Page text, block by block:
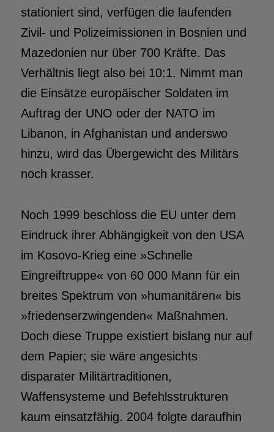
stationiert sind, verfügen die laufenden
Zivil- und Polizeimissionen in Bosnien und
Mazedonien nur über 700 Kräfte. Das
Verhältnis liegt also bei 10:1. Nimmt man
die Einsätze europäischer Soldaten im
Auftrag der UNO oder der NATO im
Libanon, in Afghanistan und anderswo
hinzu, wird das Übergewicht des Militärs
noch krasser.
Noch 1999 beschloss die EU unter dem
Eindruck ihrer Abhängigkeit von den USA
im Kosovo-Krieg eine »Schnelle
Eingreiftruppe« von 60 000 Mann für ein
breites Spektrum von »humanitären« bis
»friedenserzwingenden« Maßnahmen.
Doch diese Truppe existiert bislang nur auf
dem Papier; sie wäre angesichts
disparater Militärtraditionen,
Waffensysteme und Befehlsstrukturen
kaum einsatzfähig. 2004 folgte daraufhin